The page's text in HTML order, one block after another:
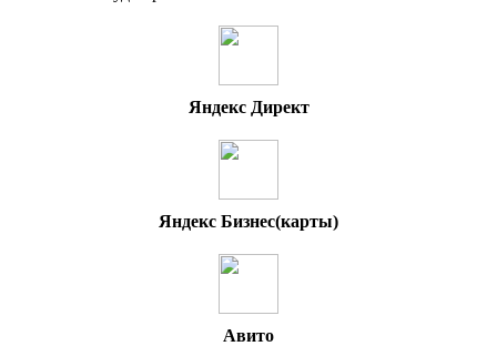
Яндекс Директ
Яндекс Бизнес(карты)
Авито